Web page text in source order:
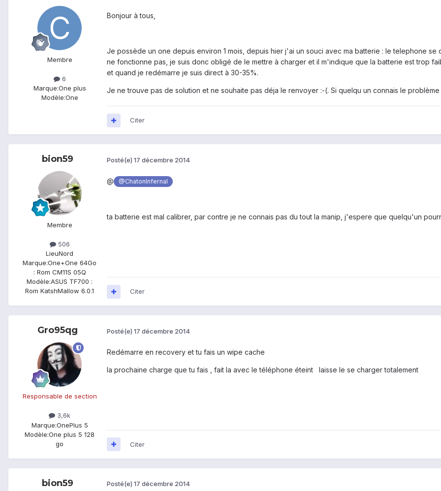
Membre
6
Marque:One plus
Modèle:One
Bonjour à tous,
Je possède un one depuis environ 1 mois, depuis hier j'ai un souci avec ma batterie : le telephone
ne fonctionne pas, je suis donc obligé de le mettre à charger et il m'indique que la batterie est trop
et quand je redémarre je suis direct à 30-35%.
Je ne trouve pas de solution et ne souhaite pas déja le renvoyer :-(. Si quelqu un connais le
Citer
bion59
Membre
506
LieuNord
Marque:One+One 64Go
: Rom CM11S 05Q
Modèle:ASUS TF700 :
Rom KatshMallow 6.0.1
Posté(e) 17 décembre 2014
@ @ChatonInfernal
ta batterie est mal calibrer, par contre je ne connais pas du tout la manip, j'espere que quelqu'un
Citer
Gro95qg
Responsable de section
3,6k
Marque:OnePlus 5
Modèle:One plus 5 128
go
Posté(e) 17 décembre 2014
Redémarre en recovery et tu fais un wipe cache
la prochaine charge que tu fais , fait la avec le téléphone éteint laisse le se charger totalement
Citer
bion59 Posté(e) 17 décembre 2014